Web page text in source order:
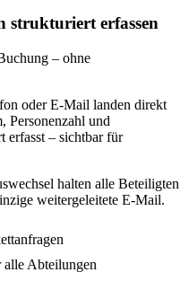
strukturiert erfassen
– ohne
oder E-Mail landen direkt
Personenzahl und
erfasst – sichtbar für
halten alle Beteiligten
weitergeleitete E-Mail.
alle Abteilungen